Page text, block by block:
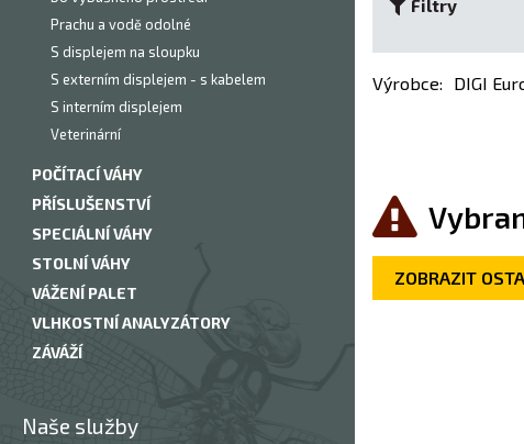
Prachu a vodě odolné
S displejem na sloupku
S externím displejem - s kabelem
S interním displejem
Veterinární
POČÍTACÍ VÁHY
PŘÍSLUŠENSTVÍ
SPECIÁLNÍ VÁHY
STOLNÍ VÁHY
VÁŽENÍ PALET
VLHKOSTNÍ ANALYZÁTORY
ZÁVÁŽÍ
Naše služby
Filtry
Výrobce: DIGI
ZOBRAZIT